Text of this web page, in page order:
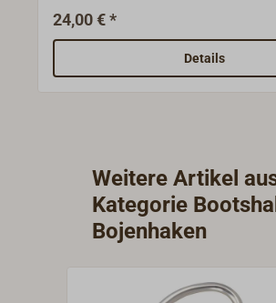
in einem geschlitzten
vernietet werden. Die
keine Bohrungen, zwei
Befestigen werden
24,00 € *
Details
Weitere Artikel
Kategorie
Bojenhaken